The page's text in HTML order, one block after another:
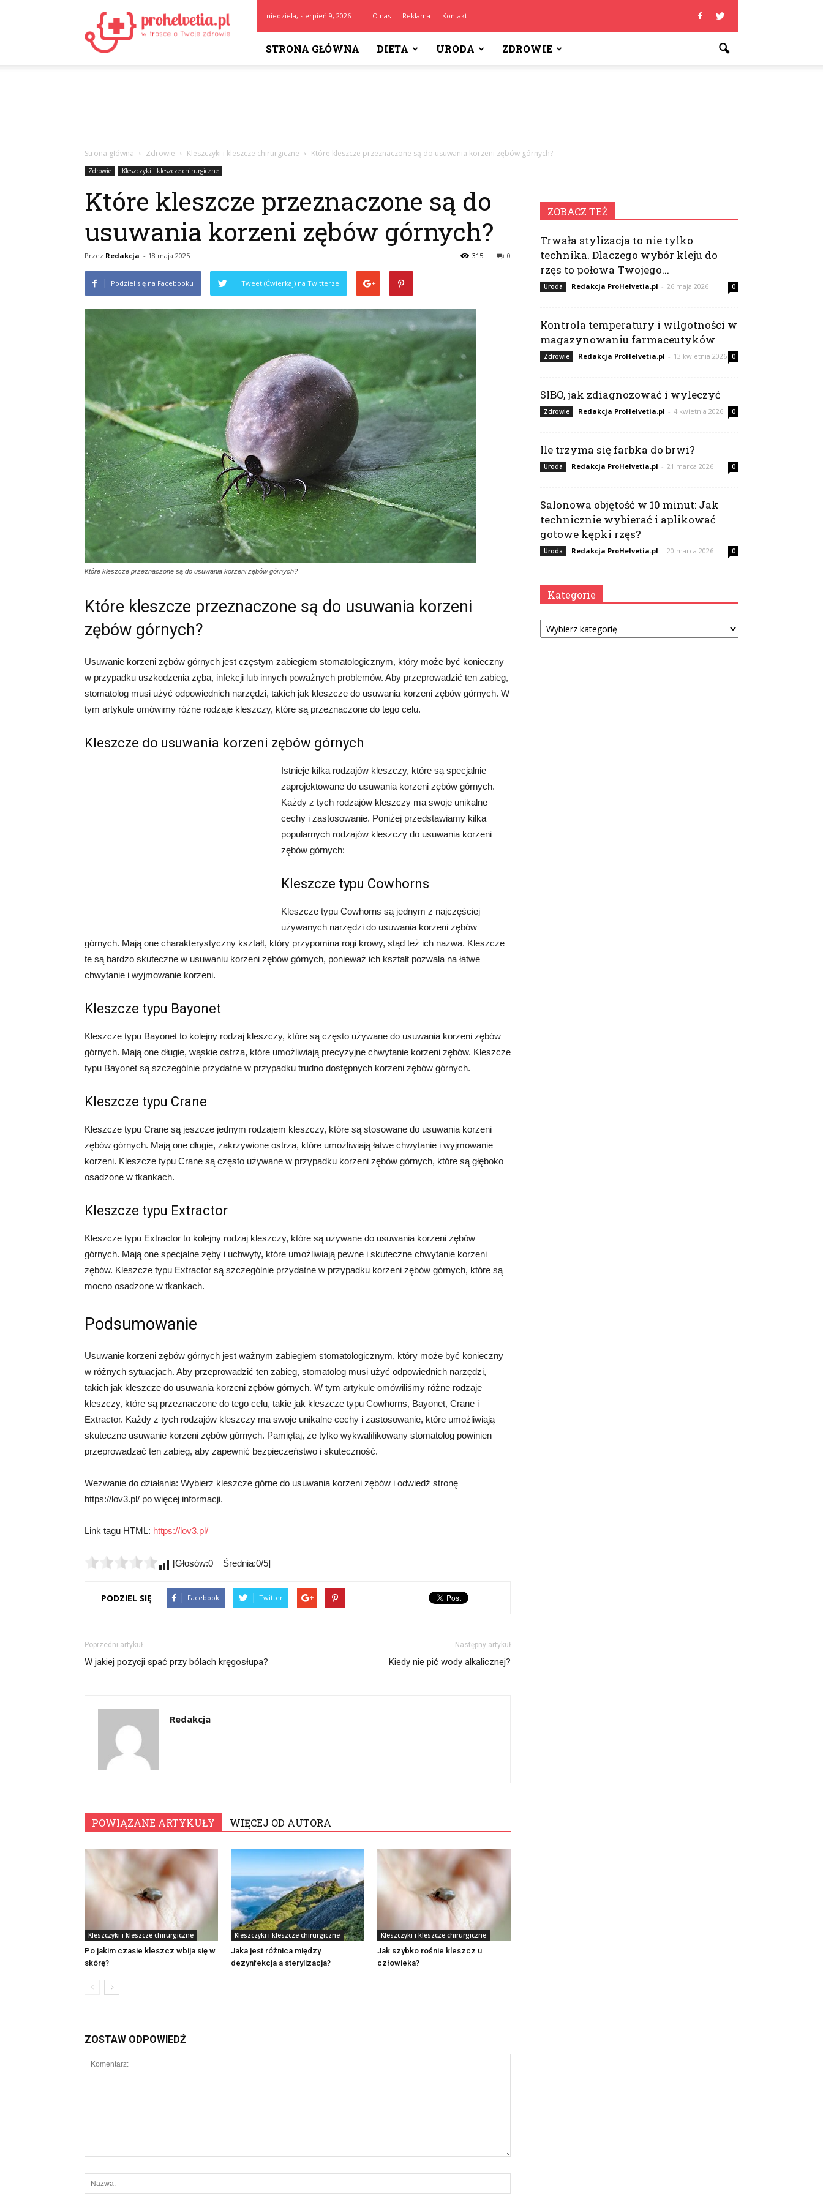
niedziela, sierpień 9, 2026 O nas Reklama Kontakt
STRONA GŁÓWNA DIETA URODA ZDROWIE
Strona główna Zdrowie Kleszczyki i kleszcze chirurgiczne Które kleszcze przeznaczone są do usuwania korzeni zębów górnych?
Zdrowie Kleszczyki i kleszcze chirurgiczne
Które kleszcze przeznaczone są do
usuwania korzeni zębów górnych?
Przez Redakcja - 18 maja 2025 0
315
Podziel się na Facebooku Tweet (Ćwierkaj) na Twitterze
Które kleszcze przeznaczone są do usuwania korzeni zębów górnych?
Które kleszcze przeznaczone są do usuwania korzeni
zębów górnych?
Usuwanie korzeni zębów górnych jest częstym zabiegiem stomatologicznym, który może być konieczny
w przypadku uszkodzenia zęba, infekcji lub innych poważnych problemów. Aby przeprowadzić ten zabieg,
stomatolog musi użyć odpowiednich narzędzi, takich jak kleszcze do usuwania korzeni zębów górnych. W
tym artykule omówimy różne rodzaje kleszczy, które są przeznaczone do tego celu.
Kleszcze do usuwania korzeni zębów górnych
Istnieje kilka rodzajów kleszczy, które są specjalnie
zaprojektowane do usuwania korzeni zębów górnych.
Każdy z tych rodzajów kleszczy ma swoje unikalne
cechy i zastosowanie. Poniżej przedstawiamy kilka
popularnych rodzajów kleszczy do usuwania korzeni
zębów górnych:
Kleszcze typu Cowhorns
Kleszcze typu Cowhorns są jednym z najczęściej
używanych narzędzi do usuwania korzeni zębów
górnych. Mają one charakterystyczny kształt, który przypomina rogi krowy, stąd też ich nazwa. Kleszcze
te są bardzo skuteczne w usuwaniu korzeni zębów górnych, ponieważ ich kształt pozwala na łatwe
chwytanie i wyjmowanie korzeni.
Kleszcze typu Bayonet
Kleszcze typu Bayonet to kolejny rodzaj kleszczy, które są często używane do usuwania korzeni zębów
górnych. Mają one długie, wąskie ostrza, które umożliwiają precyzyjne chwytanie korzeni zębów. Kleszcze
typu Bayonet są szczególnie przydatne w przypadku trudno dostępnych korzeni zębów górnych.
Kleszcze typu Crane
Kleszcze typu Crane są jeszcze jednym rodzajem kleszczy, które są stosowane do usuwania korzeni
zębów górnych. Mają one długie, zakrzywione ostrza, które umożliwiają łatwe chwytanie i wyjmowanie
korzeni. Kleszcze typu Crane są często używane w przypadku korzeni zębów górnych, które są głęboko
osadzone w tkankach.
Kleszcze typu Extractor
Kleszcze typu Extractor to kolejny rodzaj kleszczy, które są używane do usuwania korzeni zębów
górnych. Mają one specjalne zęby i uchwyty, które umożliwiają pewne i skuteczne chwytanie korzeni
zębów. Kleszcze typu Extractor są szczególnie przydatne w przypadku korzeni zębów górnych, które są
mocno osadzone w tkankach.
Podsumowanie
Usuwanie korzeni zębów górnych jest ważnym zabiegiem stomatologicznym, który może być konieczny
w różnych sytuacjach. Aby przeprowadzić ten zabieg, stomatolog musi użyć odpowiednich narzędzi,
takich jak kleszcze do usuwania korzeni zębów górnych. W tym artykule omówiliśmy różne rodzaje
kleszczy, które są przeznaczone do tego celu, takie jak kleszcze typu Cowhorns, Bayonet, Crane i
Extractor. Każdy z tych rodzajów kleszczy ma swoje unikalne cechy i zastosowanie, które umożliwiają
skuteczne usuwanie korzeni zębów górnych. Pamiętaj, że tylko wykwalifikowany stomatolog powinien
przeprowadzać ten zabieg, aby zapewnić bezpieczeństwo i skuteczność.
Wezwanie do działania: Wybierz kleszcze górne do usuwania korzeni zębów i odwiedź stronę
https://lov3.pl/ po więcej informacji.
Link tagu HTML: https://lov3.pl/
[Głosów:0 Średnia:0/5]
PODZIEL SIĘ Facebook Twitter
Poprzedni artykuł
W jakiej pozycji spać przy bólach kręgosłupa?
Następny artykuł
Kiedy nie pić wody alkalicznej?
Redakcja
POWIĄZANE ARTYKUŁY WIĘCEJ OD AUTORA
Kleszczyki i kleszcze chirurgiczne
Po jakim czasie kleszcz wbija się w
skórę?
Kleszczyki i kleszcze chirurgiczne
Jaka jest różnica między
dezynfekcja a sterylizacja?
Kleszczyki i kleszcze chirurgiczne
Jak szybko rośnie kleszcz u
człowieka?
ZOSTAW ODPOWIEDŹ
ZOBACZ TEŻ
Trwała stylizacja to nie tylko
technika. Dlaczego wybór kleju do
rzęs to połowa Twojego...
Uroda Redakcja ProHelvetia.pl - 26 maja 2026 0
Kontrola temperatury i wilgotności w
magazynowaniu farmaceutyków
Zdrowie Redakcja ProHelvetia.pl - 13 kwietnia 2026 0
SIBO, jak zdiagnozować i wyleczyć
Zdrowie Redakcja ProHelvetia.pl - 4 kwietnia 2026 0
Ile trzyma się farbka do brwi?
Uroda Redakcja ProHelvetia.pl - 21 marca 2026 0
Salonowa objętość w 10 minut: Jak
technicznie wybierać i aplikować
gotowe kępki rzęs?
Uroda Redakcja ProHelvetia.pl - 20 marca 2026 0
Kategorie
Kategorie